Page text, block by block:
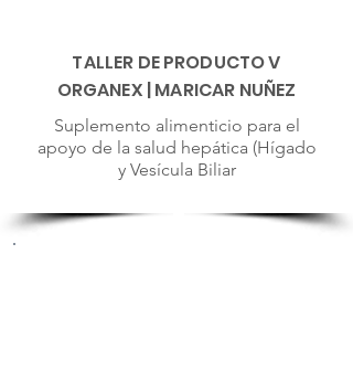
TALLER DE PRODUCTO V
ORGANEX | MARICAR NUÑEZ
Suplemento alimenticio para el
apoyo de la salud hepática (Hígado
y Vesícula Biliar